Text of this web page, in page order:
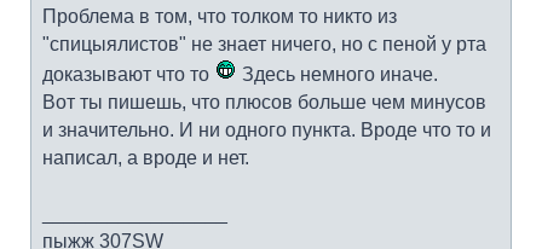
Проблема в том, что толком то никто из
"спицыялистов" не знает ничего, но с пеной у рта
доказывают что то
Здесь немного иначе.
Вот ты пишешь, что плюсов больше чем минусов
и значительно. И ни одного пункта. Вроде что то и
написал, а вроде и нет.
пыжж 307SW